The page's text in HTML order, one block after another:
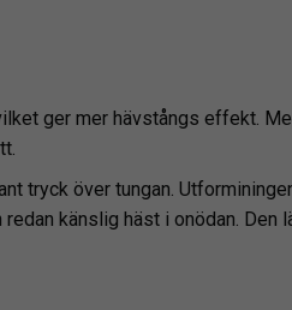
ger mer hävstångs effekt.
tryck över tungan.
känslig häst i onödan. Den